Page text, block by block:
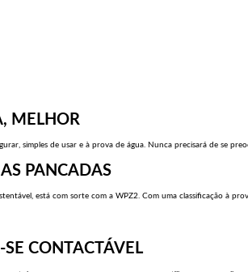
MELHOR
simples de usar e à prova de água. Nunca precisará de se
PANCADAS
está com sorte com a WPZ2. Com uma classificação à
CONTACTÁVEL